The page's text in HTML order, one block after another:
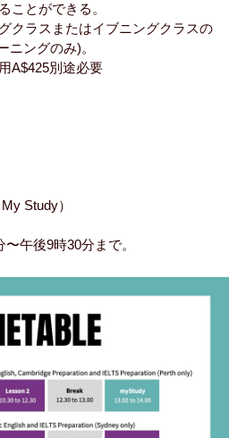
ことができる。
クラスまたはイブニングクラスの
ニングのみ)。
A$425別途必要
Study）
午後9時30分まで。